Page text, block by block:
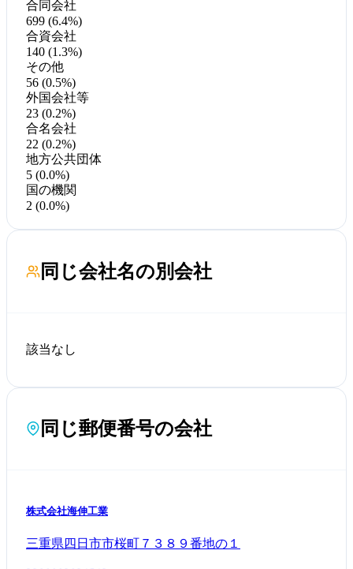
合同会社
699 (6.4%)
合資会社
140 (1.3%)
その他
56 (0.5%)
外国会社等
23 (0.2%)
合名会社
22 (0.2%)
地方公共団体
5 (0.0%)
国の機関
2 (0.0%)
同じ会社名の別会社
該当なし
同じ郵便番号の会社
株式会社海伸工業
三重県四日市市桜町７３８９番地の１